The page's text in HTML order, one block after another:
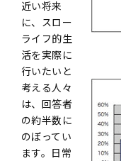
近い将来
に、スロー
ライフ的生
活を実際に
行いたいと
考える人々
は、回答者
の約半数に
のぼってい
ます。日常